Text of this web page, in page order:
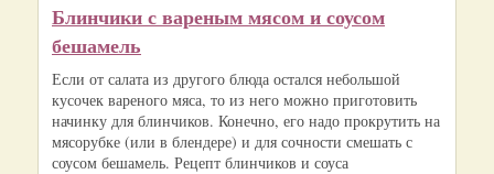
Блинчики с вареным мясом и соусом
бешамель
Если от салата из другого блюда остался небольшой
кусочек вареного мяса, то из него можно приготовить
начинку для блинчиков. Конечно, его надо прокрутить на
мясорубке (или в блендере) и для сочности смешать с
соусом бешамель. Рецепт блинчиков и соуса